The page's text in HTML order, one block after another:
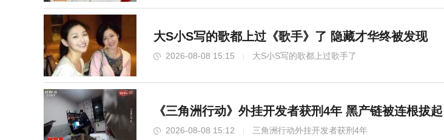
大S小S写的歌都上过《歌手》了 隐藏才华终被发现
2026-08-08 15:15 大S小S写的歌都上过歌手了
《三角洲行动》外挂开发者获刑4年 黑产链被连根拔起
2026-08-08 15:12 三角洲行动外挂开发者获刑4年